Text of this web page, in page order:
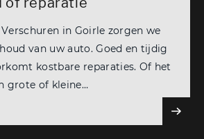
in Goirle zorgen we
van uw auto. Goed en tijdig
kostbare reparaties. Of het
grote of kleine